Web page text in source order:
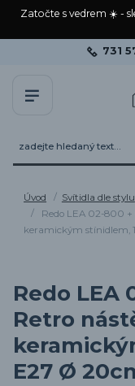
Zatočte s vedrem ☀️ -
731
Úvod Svítidla dle stylu
Redo LEA 02-800
keramickým stínidlem,
Redo LEA
Retro
E27 Ø